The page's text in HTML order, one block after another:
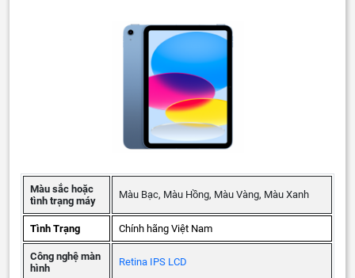
Màu sắc hoặc
tình trạng máy
Màu Bạc, Màu Hồng, Màu Vàng, Màu Xanh
Tình Trạng Chính hãng Việt Nam
Công nghệ màn
hình
Retina IPS LCD